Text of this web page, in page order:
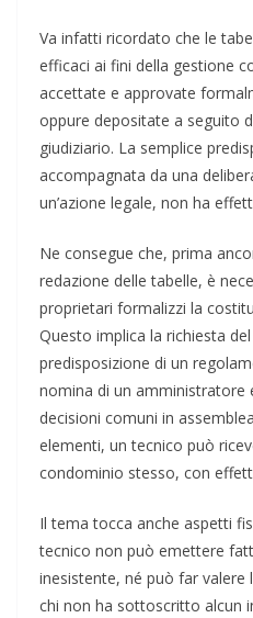
Va infatti ricordato che le
efficaci ai fini della gestione
accettate e approvate
oppure depositate a seguito
giudiziario. La semplice
accompagnata da una
un’azione legale, non ha
Ne consegue che, prima
redazione delle tabelle, è
proprietari formalizzi la
Questo implica la richiesta
predisposizione di un
nomina di un amministratore
decisioni comuni in
elementi, un tecnico può
condominio stesso, con
Il tema tocca anche aspetti
tecnico non può emettere
inesistente, né può far valere
chi non ha sottoscritto alcun